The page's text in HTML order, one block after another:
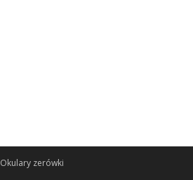
Okulary zerówki